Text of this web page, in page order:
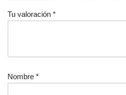
Tu valoración *
Nombre *